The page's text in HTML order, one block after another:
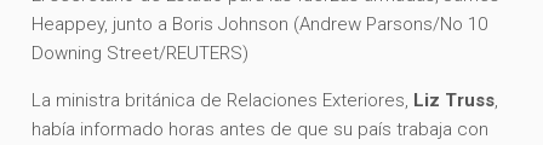
Heappey, junto a Boris Johnson (Andrew Parsons/No 10
Downing Street/REUTERS)
La ministra británica de Relaciones Exteriores, Liz Truss,
había informado horas antes de que su país trabaja con